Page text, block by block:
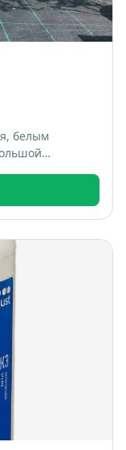
белым
Итоговый
шириной.